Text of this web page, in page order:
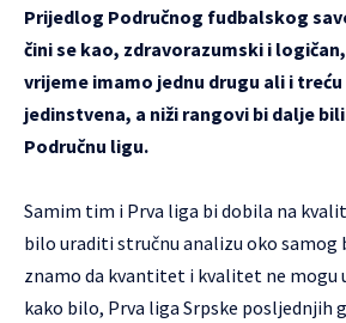
Prijedlog Područnog fudbalskog
čini se kao, zdravorazumski i
vrijeme imamo jednu drugu ali i
jedinstvena, a niži rangovi bi dalje
Područnu ligu.
Samim tim i Prva liga bi dobila na
bilo uraditi stručnu analizu oko samog
znamo da kvantitet i kvalitet ne mogu
kako bilo, Prva liga Srpske posljednjih